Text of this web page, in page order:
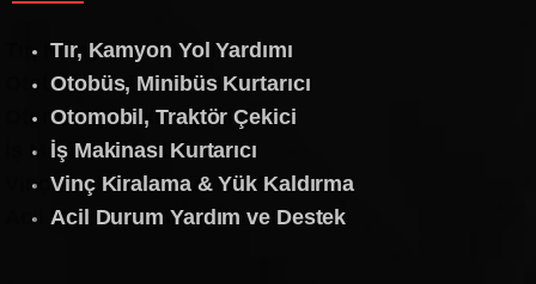
Tır, Kamyon Yol Yardımı
Otobüs, Minibüs Kurtarıcı
Otomobil, Traktör Çekici
İş Makinası Kurtarıcı
Vinç Kiralama & Yük Kaldırma
Acil Durum Yardım ve Destek